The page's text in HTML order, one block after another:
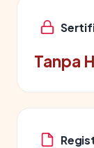
Tanpa